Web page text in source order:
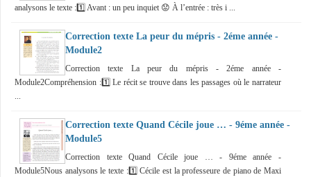
analysons le texte :1️⃣ Avant : un peu inquiet 😟 À l’entrée : très i ...
Correction texte La peur du mépris - 2éme année -
Module2
Correction texte La peur du mépris - 2éme année -
Module2Compréhension :1️⃣ Le récit se trouve dans les passages où le narrateur
...
Correction texte Quand Cécile joue … - 9éme année -
Module5
Correction texte Quand Cécile joue … - 9éme année -
Module5Nous analysons le texte :1️⃣ Cécile est la professeure de piano de Maxi